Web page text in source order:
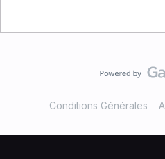
Conditions Générales